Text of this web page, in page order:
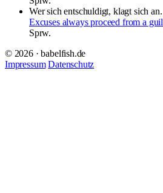
Wer sich entschuldigt, klagt sich an.
Excuses always proceed from a
Sprw.
© 2026 · babelfish.de
Impressum Datenschutz